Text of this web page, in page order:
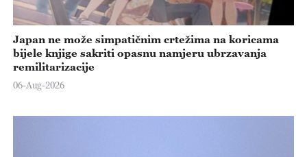
Japan ne može simpatičnim crtežima na koricama
bijele knjige sakriti opasnu namjeru ubrzavanja
remilitarizacije
06-Aug-2026